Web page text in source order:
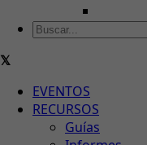
EVENTOS
RECURSOS
Guías